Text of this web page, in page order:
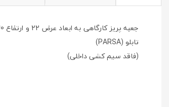
تابلو (PARSA)
(فاقد سیم کشی داخلی)